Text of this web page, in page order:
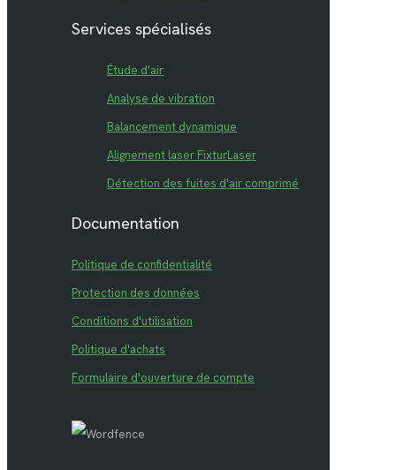
Services spécialisés
Étude d'air
Analyse de vibration
Balancement dynamique
Alignement laser FixturLaser
Détection des fuites d'air comprimé
Documentation
Politique de confidentialité
Protection des données
Conditions d'utilisation
Politique d'achats
Formulaire d'ouverture de compte